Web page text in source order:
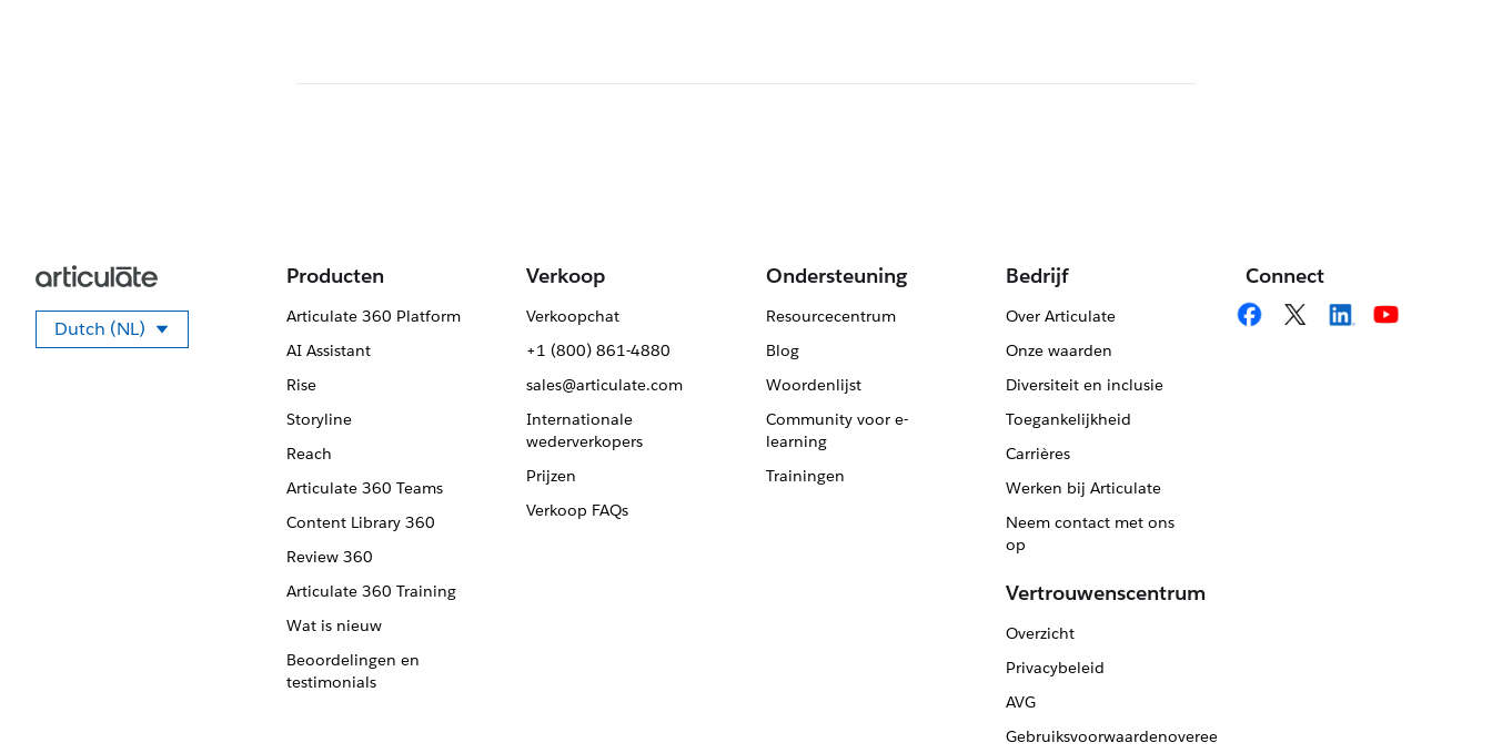
Dutch (NL)
Selecteer uw taal.
Producten
Articulate 360 Platform
AI Assistant
Rise
Storyline
Reach
Articulate 360 Teams
Content Library 360
Review 360
Articulate 360 Training
Wat is nieuw
Beoordelingen en
testimonials
Verkoop
Verkoopchat
+1 (800) 861-4880
sales@articulate.com
Internationale
wederverkopers
Prijzen
Verkoop FAQs
Ondersteuning
Resourcecentrum
Blog
Woordenlijst
Community voor e-
learning
Trainingen
Bedrijf
Over Articulate
Onze waarden
Diversiteit en inclusie
Toegankelijkheid
Carrières
Werken bij Articulate
Neem contact met ons
op
Vertrouwenscentrum
Overzicht
Privacybeleid
AVG
Gebruiksvoorwaardenovereenkomst
Connect